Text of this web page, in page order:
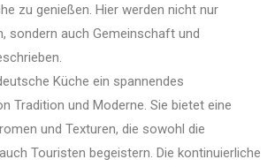
zu genießen. Hier werden nicht nur
sondern auch Gemeinschaft und
Küche ein spannendes
Tradition und Moderne. Sie bietet eine
und Texturen, die sowohl die
Touristen begeistern. Die kontinuierliche